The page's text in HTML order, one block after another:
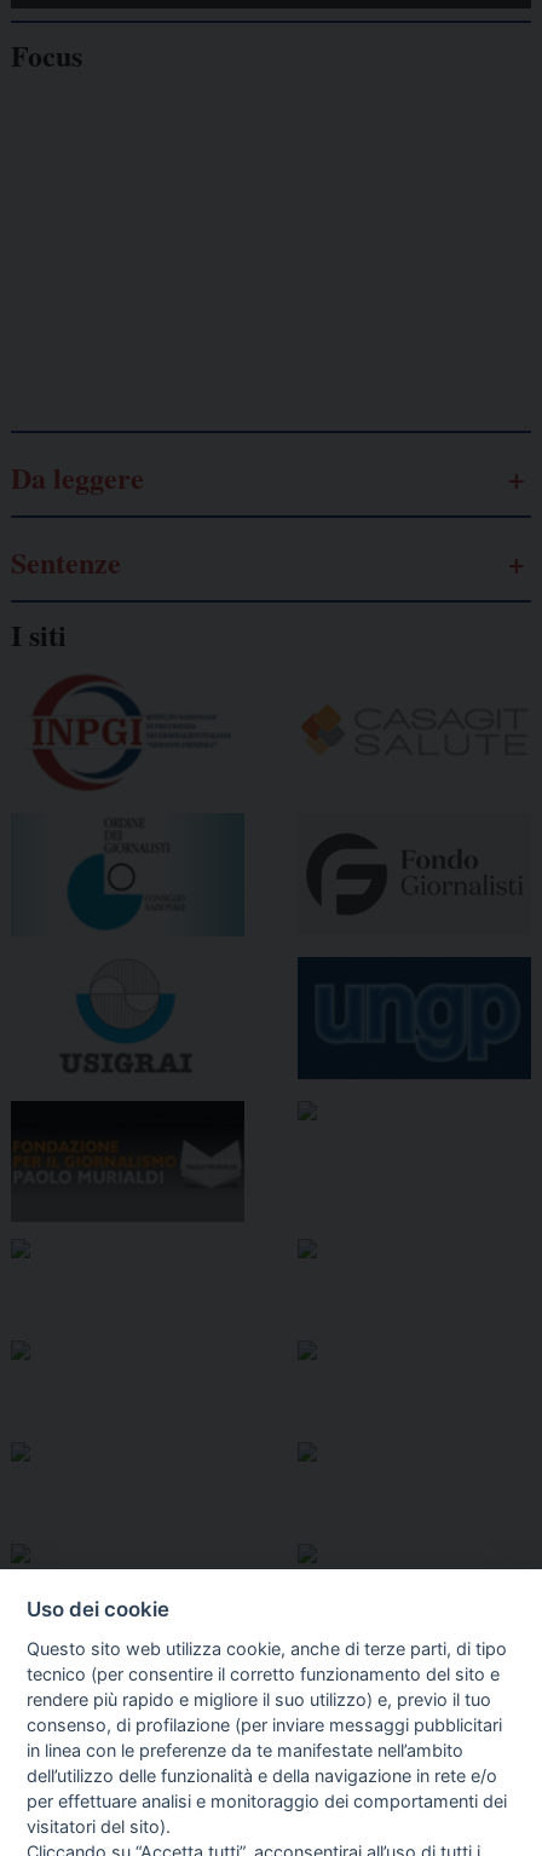
Focus
Da leggere
Sentenze
I siti
I libri Vedi tutti
Uso dei cookie
Questo sito web utilizza cookie, anche di terze parti, di tipo
tecnico (per consentire il corretto funzionamento del sito e
rendere più rapido e migliore il suo utilizzo) e, previo il tuo
consenso, di profilazione (per inviare messaggi pubblicitari
in linea con le preferenze da te manifestate nell’ambito
dell’utilizzo delle funzionalità e della navigazione in rete e/o
per effettuare analisi e monitoraggio dei comportamenti dei
visitatori del sito).
Cliccando su “Accetta tutti”, acconsentirai all’uso di tutti i